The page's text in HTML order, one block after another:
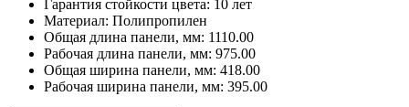
Гарантия стойкости цвета: 10 лет
Материал: Полипропилен
Общая длина панели, мм: 1110.00
Рабочая длина панели, мм: 975.00
Общая ширина панели, мм: 418.00
Рабочая ширина панели, мм: 395.00